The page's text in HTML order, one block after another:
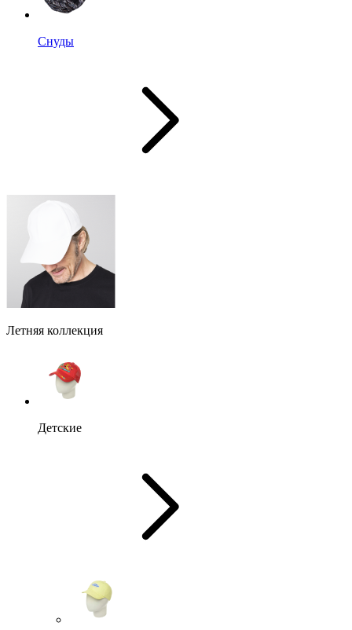
Снуды
Летняя коллекция
Детские